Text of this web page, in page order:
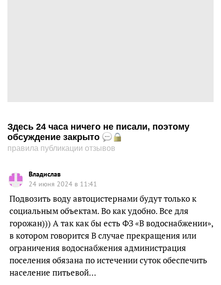
Здесь 24 часа ничего не писали, поэтому
обсуждение закрыто
правила публикации отзывов
Владислав
24 июня 2024 в 11:41
Подвозить воду автоцистернами будут только к
социальным объектам. Во как удобно. Все для
горожан))) А так как бы есть ФЗ «В водоснабжении»,
в котором говорится В случае прекращения или
ограничения водоснабжения администрация
поселения обязана по истечении суток обеспечить
население питьевой…